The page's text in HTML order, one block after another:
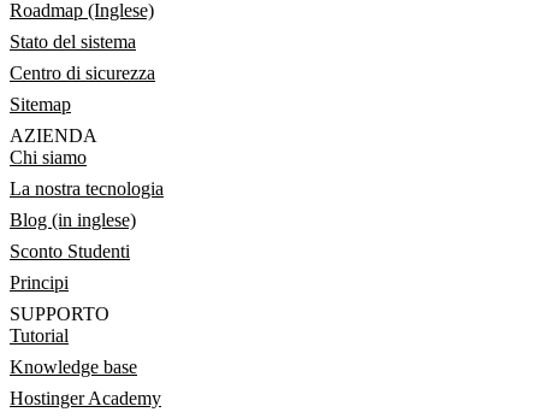
Roadmap (Inglese)
Stato del sistema
Centro di sicurezza
Sitemap
AZIENDA
Chi siamo
La nostra tecnologia
Blog (in inglese)
Sconto Studenti
Principi
SUPPORTO
Tutorial
Knowledge base
Hostinger Academy